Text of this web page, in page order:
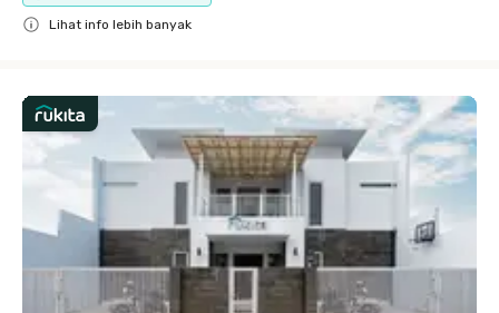
Lihat info lebih banyak